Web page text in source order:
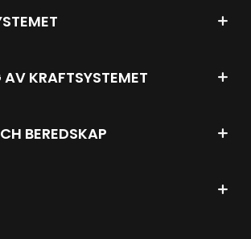
KRAFTSYSTEMET
BEREDSKAP